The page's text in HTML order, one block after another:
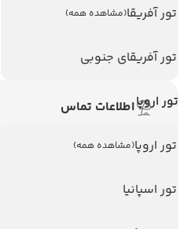
تور آفریقا(مشاهده همه)
تور آفریقای جنوبی
تور اروپا
تور اروپا(مشاهده همه)
تور اسپانیا
تور بالی
اطلاعات تماس
تهران - ولیعصر - نبش کوچه
ملت - برج ملت - طبقه ششم -